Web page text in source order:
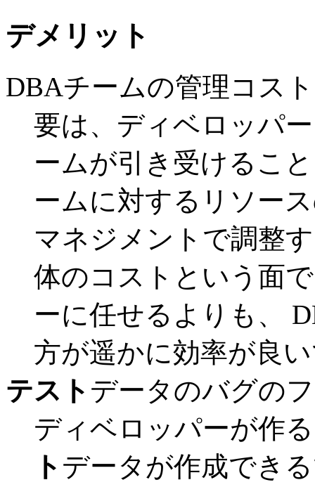
デメリット
DBAチームの管理コス
要は、ディベロッパ
ームが引き受けるこ
ームに対するリソー
マネジメントで調整
体のコストという面
ーに任せるよりも、
方が遥かに効率が良
テスト データのバグの
ディベロッパーが作
ト データが作成でき